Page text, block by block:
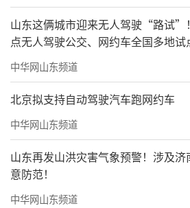
山东这俩城市迎来无人驾驶“路试”
点无人驾驶公交、网约车全国多地试
路
中华网山东频道
北京拟支持自动驾驶汽车跑网约车
中华网山东频道
山东再发山洪灾害气象预警！涉及
意防范！
中华网山东频道